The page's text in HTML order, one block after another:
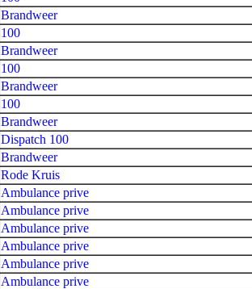
Brandweer
100
Brandweer
100
Brandweer
100
Brandweer
Dispatch 100
Brandweer
Rode Kruis
Ambulance prive
Ambulance prive
Ambulance prive
Ambulance prive
Ambulance prive
Ambulance prive